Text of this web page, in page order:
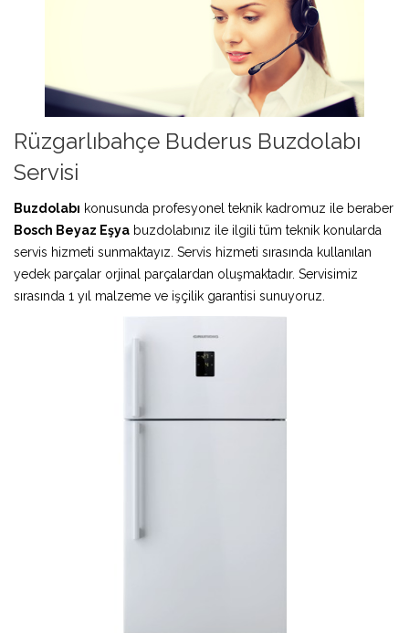
Rüzgarlıbahçe Buderus Buzdolabı
Servisi
Buzdolabı konusunda profesyonel teknik kadromuz ile beraber
Bosch Beyaz Eşya buzdolabınız ile ilgili tüm teknik konularda
servis hizmeti sunmaktayız. Servis hizmeti sırasında kullanılan
yedek parçalar orjinal parçalardan oluşmaktadır. Servisimiz
sırasında 1 yıl malzeme ve işçilik garantisi sunuyoruz.